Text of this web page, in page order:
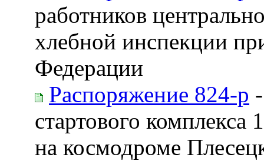
работников
хлебной инспекции
Федерации
Распоряжение 824-р
стартового
на космодроме